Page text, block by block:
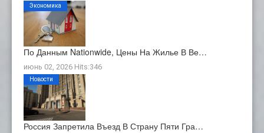
По Данным Nationwide, Цены На Жилье В Ве…
июнь 02, 2026 Hits:346
Экономика
Россия Запретила Въезд В Страну Пяти Гра…
Новости